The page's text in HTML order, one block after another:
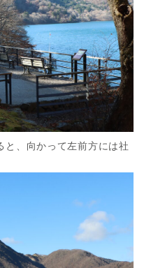
と、向かって左前方には社